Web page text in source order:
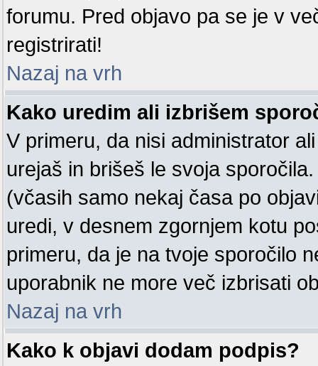
forumu. Pred objavo pa se je v
registrirati!
Nazaj na vrh
Kako uredim ali izbrišem
V primeru, da nisi administrator
urejaš in brišeš le svoja
(včasih samo nekaj časa po
uredi, v desnem zgornjem kotu
primeru, da je na tvoje sporočilo
uporabnik ne more več izbrisati
Nazaj na vrh
Kako k objavi dodam podpis?